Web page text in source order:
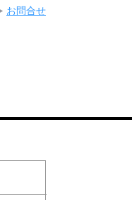
お問合せ